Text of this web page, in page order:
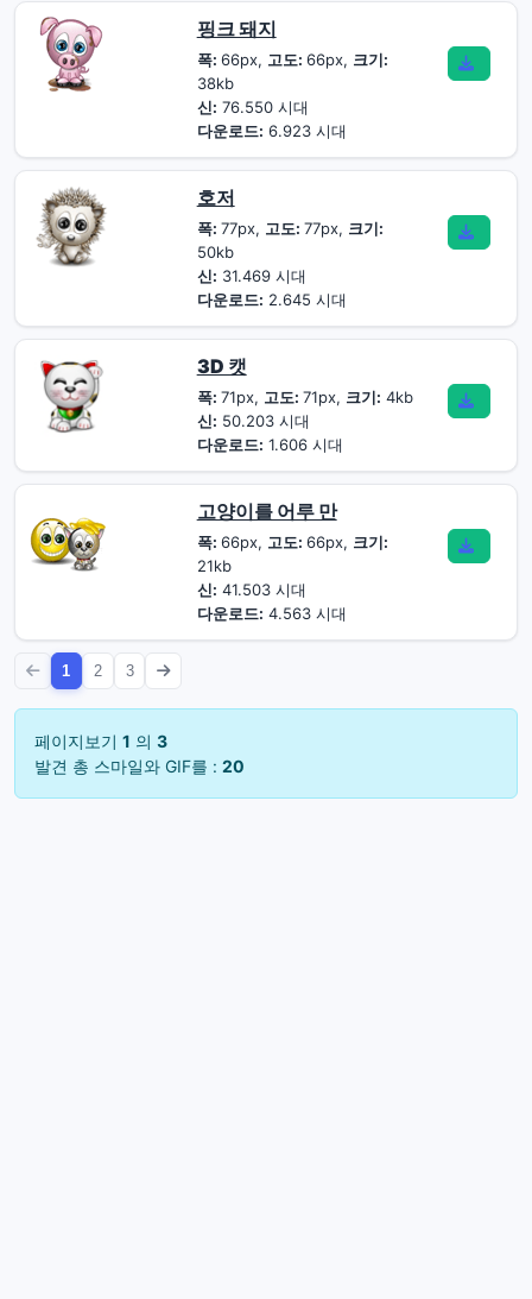
핑크 돼지
폭: 66px, 고도: 66px, 크기:
38kb
신: 76.550 시대
다운로드: 6.923 시대
호저
폭: 77px, 고도: 77px, 크기:
50kb
신: 31.469 시대
다운로드: 2.645 시대
3D 캣
폭: 71px, 고도: 71px, 크기: 4kb
신: 50.203 시대
다운로드: 1.606 시대
고양이를 어루 만
폭: 66px, 고도: 66px, 크기:
21kb
신: 41.503 시대
다운로드: 4.563 시대
1 2 3
페이지보기 1 의 3
발견 총 스마일와 GIF를 : 20